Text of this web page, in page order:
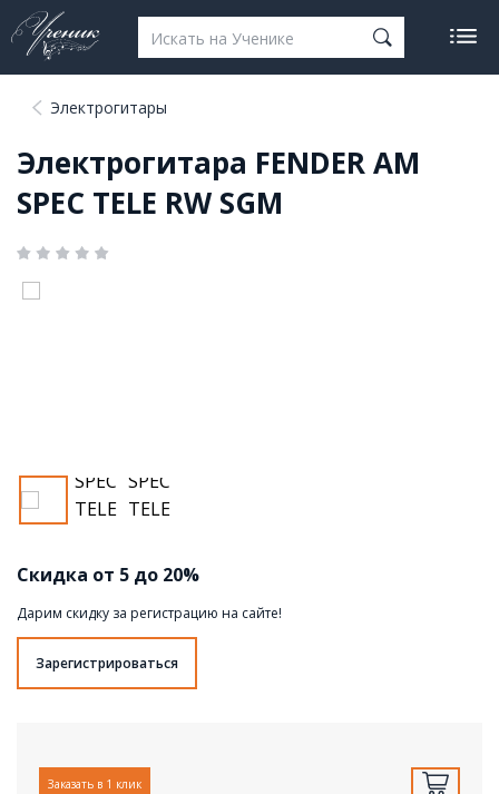
Электрогитары
Электрогитара FENDER AM
SPEC TELE RW SGM
Скидка от 5 до 20%
Дарим скидку за регистрацию на сайте!
Зарегистрироваться
Заказать в 1 клик